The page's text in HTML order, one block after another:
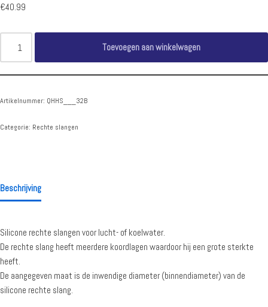
€40.99
Toevoegen aan winkelwagen
Artikelnummer: QHHS___32B
Categorie: Rechte slangen
Beschrijving
Silicone rechte slangen voor lucht- of koelwater.
De rechte slang heeft meerdere koordlagen waardoor hij een grote sterkte
heeft.
De aangegeven maat is de inwendige diameter (binnendiameter) van de
silicone rechte slang.